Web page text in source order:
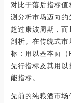
对比于落后指标
测分析市场迈向的
超过康波周期，
剖析。在传统式市
标：用以基本面
先行指标及其用
能指标。
先前的纯粮酒市场